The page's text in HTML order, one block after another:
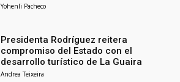
Yohenli Pacheco
Presidenta Rodríguez reitera
compromiso del Estado con el
desarrollo turístico de La Guaira
Andrea Teixeira